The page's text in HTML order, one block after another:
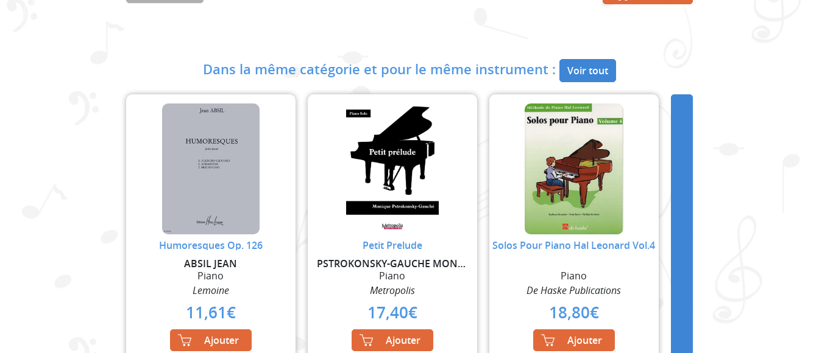
Dans la même catégorie et pour le même instrument : Voir tout
Humoresques Op. 126
ABSIL JEAN
Piano
Lemoine
11,61€
Ajouter
Petit Prelude
PSTROKONSKY-GAUCHE MONIQUE
Piano
Metropolis
17,40€
Ajouter
Solos Pour Piano Hal Leonard Vol.4
Piano
De Haske Publications
18,80€
Ajouter